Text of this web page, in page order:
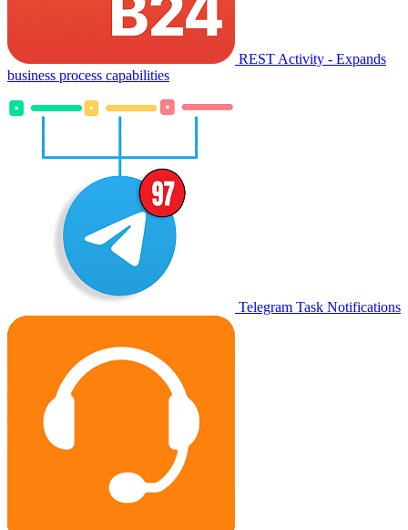
REST Activity - Expands
business process capabilities
Telegram Task Notifications